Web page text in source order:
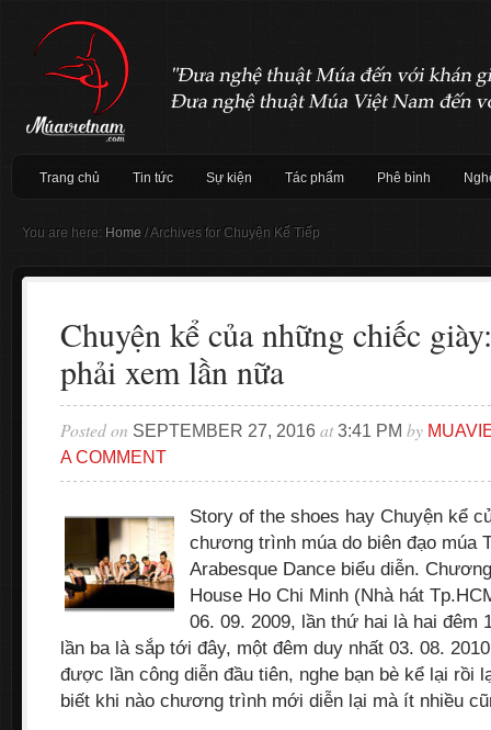
Trang chủ Tin tức Sự kiện Tác phẩm Phê bình
You are here: Home /Archives for Chuyện Kể Tiếp
Chuyện kể của những chiếc
phải xem lần nữa
Posted on SEPTEMBER 27, 2016 at3:41 PM by
A COMMENT
Story of the shoes hay Chuyện kể
chương trình múa do biên đạo múa
Arabesque Dance biểu diễn.
House Ho Chi Minh (Nhà hát
06. 09. 2009, lần thứ hai là hai đêm
lần ba là sắp tới đây, một đêm duy nhất 03. 08.
được lần công diễn đầu tiên, nghe bạn bè kể lại rồi
biết khi nào chương trình mới diễn lại mà ít nhiều